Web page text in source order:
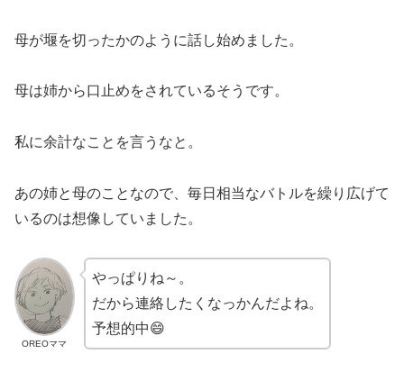
母が堰を切ったかのように話し始めました。
母は姉から口止めをされているそうです。
私に余計なことを言うなと。
あの姉と母のことなので、毎日相当なバトルを繰り広げて
いるのは想像していました。
OREOママ
やっぱりね～。
だから連絡したくなっかんだよね。
予想的中😄